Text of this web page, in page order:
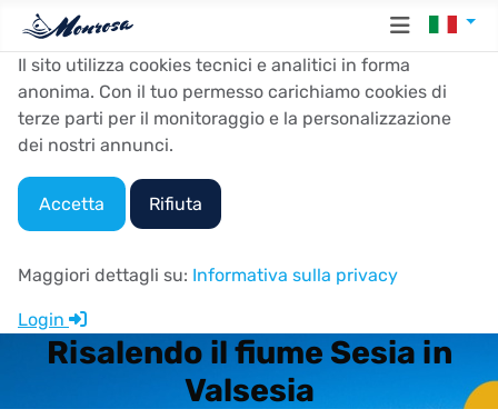
Il sito utilizza cookies tecnici e analitici in forma
anonima. Con il tuo permesso carichiamo cookies di
terze parti per il monitoraggio e la personalizzazione
dei nostri annunci.
Accetta Rifiuta
Maggiori dettagli su: Informativa sulla privacy
Login
Risalendo il fiume Sesia in
Valsesia